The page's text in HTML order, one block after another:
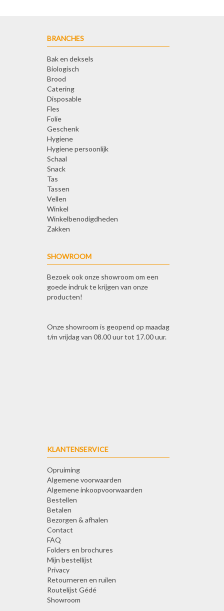
BRANCHES
Bak en deksels
Biologisch
Brood
Catering
Disposable
Fles
Folie
Geschenk
Hygiene
Hygiene persoonlijk
Schaal
Snack
Tas
Tassen
Vellen
Winkel
Winkelbenodigdheden
Zakken
SHOWROOM
Bezoek ook onze showroom om een
goede indruk te krijgen van onze
producten!
Onze showroom is geopend op maadag
t/m vrijdag van 08.00 uur tot 17.00 uur.
KLANTENSERVICE
Opruiming
Algemene voorwaarden
Algemene inkoopvoorwaarden
Bestellen
Betalen
Bezorgen & afhalen
Contact
FAQ
Folders en brochures
Mijn bestellijst
Privacy
Retourneren en ruilen
Routelijst Gédé
Showroom